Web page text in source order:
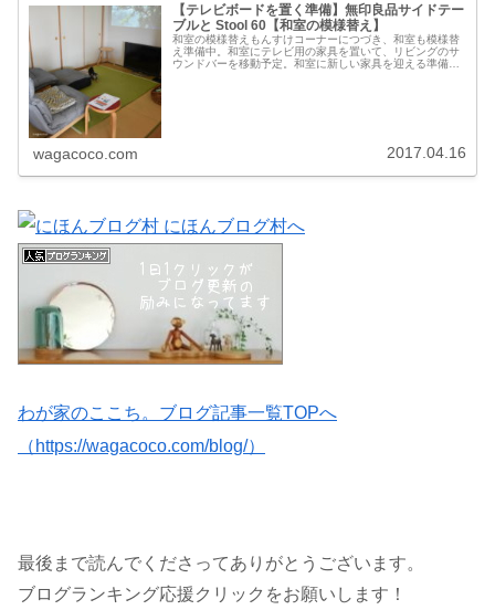
【テレビボードを置く準備】無印良品サイドテー
ブルと Stool 60【和室の模様替え】
和室の模様替えもんすけコーナーにつづき、和室も模様替
え準備中。和室にテレビ用の家具を置いて、リビングのサ
ウンドバーを移動予定。和室に新しい家具を迎える準備で
wagacoco.com 2017.04.16
わが家のここち。ブログ記事一覧TOPへ
（https://wagacoco.com/blog/）
最後まで読んでくださってありがとうございます。
ブログランキング応援クリックをお願いします！